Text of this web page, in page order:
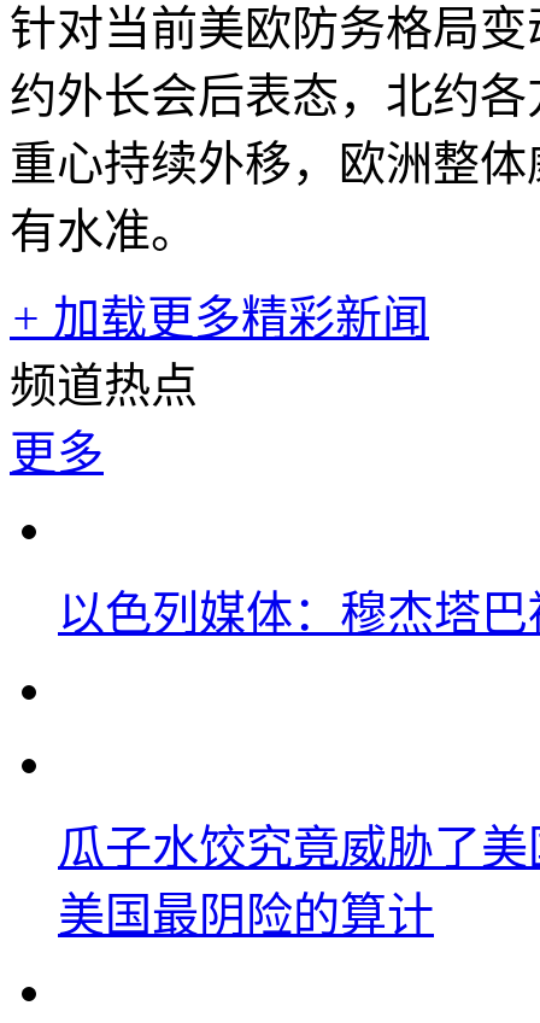
针对当前美欧防务格局
约外长会后表态，北约
重心持续外移，欧洲整
有水准。
+ 加载更多精彩新闻
频道热点
更多
以色列媒体：穆杰塔
瓜子水饺究竟威胁了
美国最阴险的算计